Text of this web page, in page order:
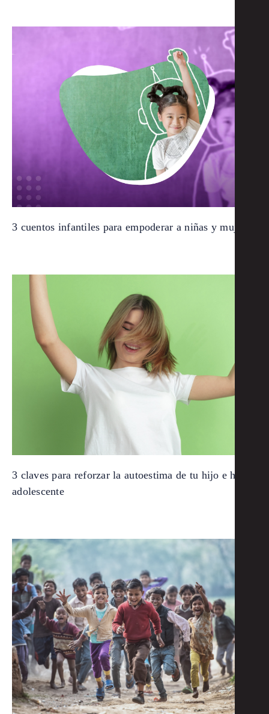
3 cuentos infantiles para empoderar a niñas y mujeres
3 claves para reforzar la autoestima de tu hijo e hija
adolescente